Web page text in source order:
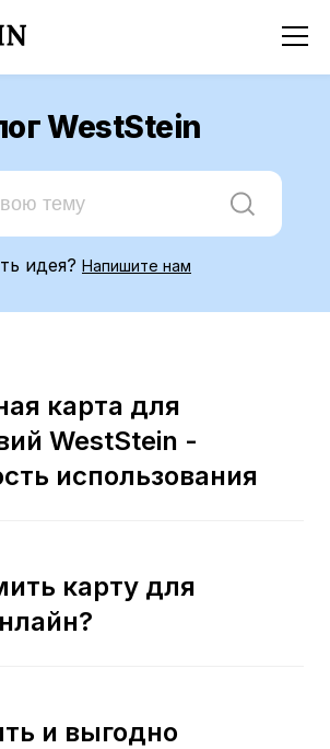
WestStein
идея? Напишите нам
карта для
WestStein -
использования
карту для
и выгодно